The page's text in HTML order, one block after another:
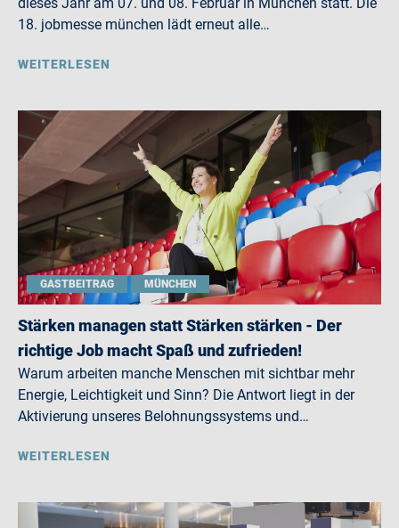
18. jobmesse münchen lädt erneut alle…
WEITERLESEN
GASTBEITRAG MÜNCHEN
Stärken managen statt Stärken stärken - Der
richtige Job macht Spaß und zufrieden!
Warum arbeiten manche Menschen mit sichtbar mehr
Energie, Leichtigkeit und Sinn? Die Antwort liegt in der
Aktivierung unseres Belohnungssystems und…
WEITERLESEN